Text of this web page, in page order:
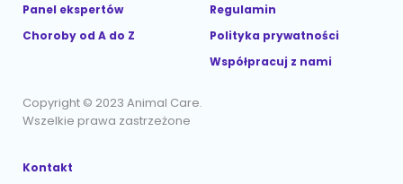
Panel ekspertów
Choroby od A do Z
Regulamin
Polityka prywatności
Współpracuj z nami
Copyright © 2023 Animal Care.
Wszelkie prawa zastrzeżone
Kontakt